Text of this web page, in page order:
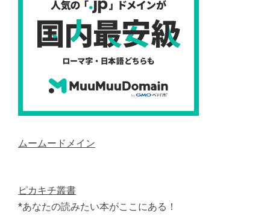
ムームードメイン
ピカキチ叢書
*あなたの読みたい本がここにある！